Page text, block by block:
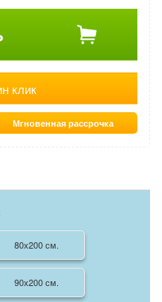
клик
Мгновенная рассрочка
80х200 см.
90х200 см.